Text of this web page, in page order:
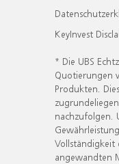
KeyInvest
* Die UBS
Quotierungen
Produkten.
nachzufolgen.
Vollständigkeit
angewandten